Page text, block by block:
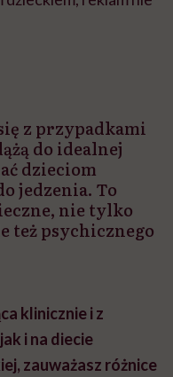
z przypadkami
do idealnej
dzieciom
jedzenia. To
nie tylko
też psychicznego
klinicznie i z
i na diecie
zauważasz różnice